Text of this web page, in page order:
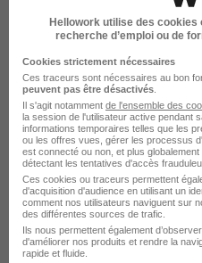
Gestionnaire de
Lyon - 69 Intérim
Voir l’offre
Hellowork utilise des
recherche d’emploi ou de
Cookies strictement nécessaires
Ces traceurs sont nécessaires au bon
peuvent pas être désactivés
Il s'agit notamment de l'ensemble des
la session de l'utilisateur active pendant
informations temporaires telles que les
ou les offres vues, gérer les processus
est connecté ou non, et plus
détectant les tentatives d'accès
Ces cookies ou traceurs permettent
d'acquisition d'audience en utilisant un
comment nos utilisateurs naviguent sur
des différentes sources de trafic.
Ils nous permettent également
d'améliorer nos produits et rendre la
rapide et fluide.